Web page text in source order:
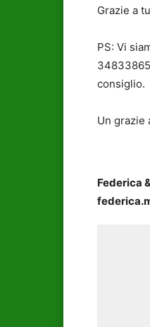
Grazie a
PS: Vi
consiglio.
Un grazie
Federica